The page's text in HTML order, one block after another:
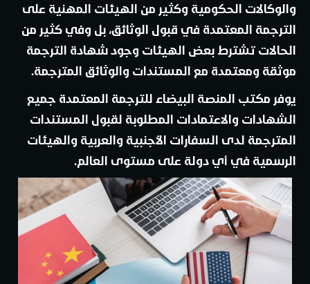
والوكالات الحكومية وكثير من الهيئات المهنية على
الترجمة المعتمدة في قبول الوثائق، بل وفي كثير من
الحالات تشترط بعض الهيئات وجود شهادة الترجمة
موثقة ومعتمدة مع المستندات والوثائق المترجمة.
يوفر مكتب المنصة البيضاء للترجمة المعتمدة جميع
الشهادات والاعتمادات المطلوبة لقبول المستندات
المترجمة لدى السفارات الأجنبية والعربية والهيئات
الرسمية في أي دولة على مستوى العالم.